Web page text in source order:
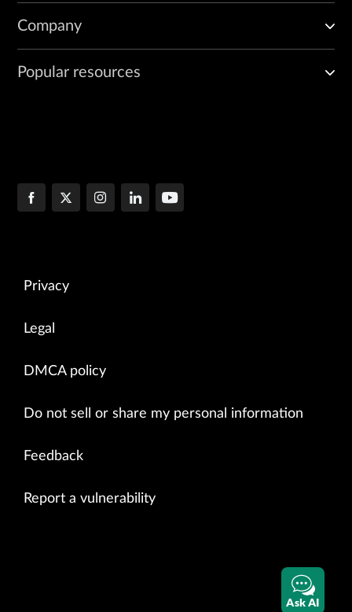
Company
Popular resources
Privacy
Legal
DMCA policy
Do not sell or share my personal information
Feedback
Report a vulnerability
Ask AI